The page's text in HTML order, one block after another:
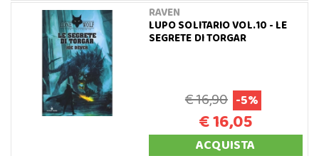
RAVEN
LUPO SOLITARIO VOL.10 - LE
SEGRETE DI TORGAR
€ 16,90 -5%
€ 16,05
ACQUISTA